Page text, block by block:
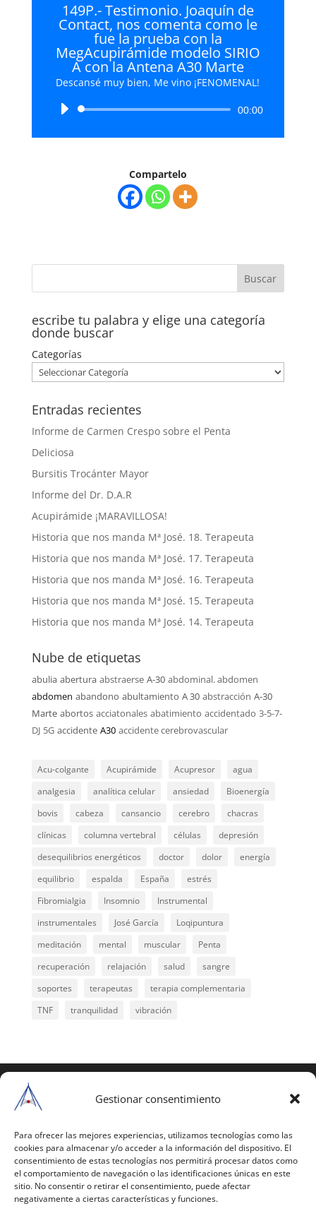
Gestionar consentimiento
Para ofrecer las mejores experiencias, utilizamos tecnologías como las
cookies para almacenar y/o acceder a la información del dispositivo. El
consentimiento de estas tecnologías nos permitirá procesar datos como
el comportamiento de navegación o las identificaciones únicas en este
sitio. No consentir o retirar el consentimiento, puede afectar
negativamente a ciertas características y funciones.
149P.- Testimonio. Joaquín de
Contact, nos comenta como le
fue la prueba con la
MegAcupirámide modelo SIRIO
A con la Antena A30 Marte
Descansé muy bien, Me vino ¡FENOMENAL!
Reproductor
audio
00:00
Compartelo
escribe tu palabra y elige una categoría
donde buscar
Categorías
Entradas recientes
Informe de Carmen Crespo sobre el Penta
Deliciosa
Bursitis Trocánter Mayor
Informe del Dr. D.A.R
Acupirámide ¡MARAVILLOSA!
Historia que nos manda Mª José. 18. Terapeuta
Historia que nos manda Mª José. 17. Terapeuta
Historia que nos manda Mª José. 16. Terapeuta
Historia que nos manda Mª José. 15. Terapeuta
Historia que nos manda Mª José. 14. Terapeuta
Nube de etiquetas
abulia abertura abstraerse A-30 abdominal. abdomen
abdomen abandono abultamiento A 30 abstracción A-30
Marte abortos acciatonales abatimiento accidentado 3-5-7-
DJ 5G accidente A30 accidente cerebrovascular
Acu-colgante Acupirámide Acupresor
agua
analgesia
analítica celular ansiedad
Bioenergía
bovis
cabeza cansancio cerebro
chacras
clínicas
columna vertebral células
depresión
desequilibrios energéticos
doctor dolor
energía
equilibrio
espalda España
estrés
Fibromialgia
Insomnio
Instrumental
instrumentales
José García
Loqipuntura
meditación
mental muscular
Penta
recuperación
relajación salud
sangre
soportes
terapeutas
terapia complementaria
TNF
tranquilidad vibración
reservados
estas páginas o parte de ellas, necesita pedir
autorización por escrito a Mario Gil Sánchez.
Todos los instrumentales están PATENTADOS.
Web inaugurada en 2002 (última actualización en